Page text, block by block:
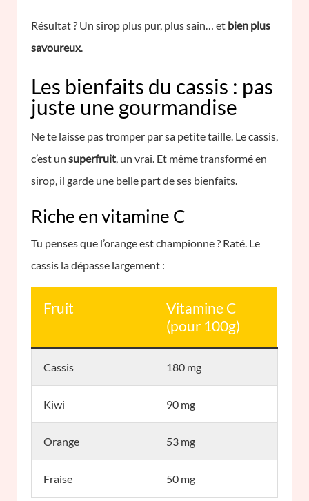
Résultat ? Un sirop plus pur, plus sain… et bien plus
savoureux.
Les bienfaits du cassis : pas
juste une gourmandise
Ne te laisse pas tromper par sa petite taille. Le cassis,
c’est un superfruit, un vrai. Et même transformé en
sirop, il garde une belle part de ses bienfaits.
Riche en vitamine C
Tu penses que l’orange est championne ? Raté. Le
cassis la dépasse largement :
Fruit
Vitamine C
(pour 100g)
Cassis 180 mg
Kiwi 90 mg
Orange 53 mg
Fraise 50 mg